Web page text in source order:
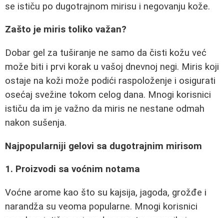
se ističu po dugotrajnom mirisu i negovanju kože.
Zašto je miris toliko važan?
Dobar gel za tuširanje ne samo da čisti kožu već
može biti i prvi korak u vašoj dnevnoj negi. Miris koji
ostaje na koži može podići raspoloženje i osigurati
osećaj svežine tokom celog dana. Mnogi korisnici
ističu da im je važno da miris ne nestane odmah
nakon sušenja.
Najpopularniji gelovi sa dugotrajnim mirisom
1. Proizvodi sa voćnim notama
Voćne arome kao što su kajsija, jagoda, grožđe i
narandža su veoma popularne. Mnogi korisnici